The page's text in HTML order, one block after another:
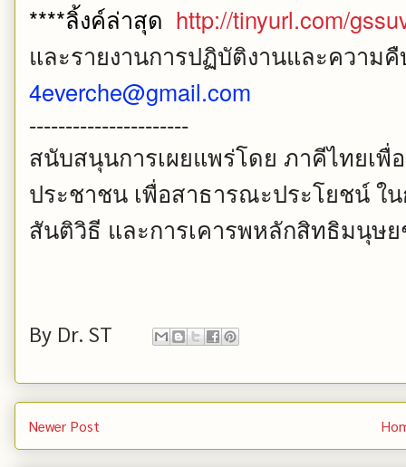
****ลิ้งค์ล่าสุด http://tinyurl.com/
และรายงานการปฏิบัติงานและความ
4everche@gmail.com
----------------------
สนับสนุนการเผยแพร่โดย ภาคีไทยเ
ประชาชน เพื่อสาธารณะประโยชน์ ใ
สันติวิธี และการเคารพหลักสิทธิมนุษ
By Dr. ST
Newer Post